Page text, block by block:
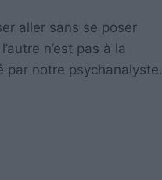
aller sans se poser
n’est pas à la
par notre psychanalyste.